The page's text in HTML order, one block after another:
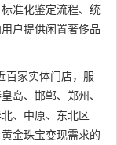
准化鉴定流程、统
户提供闲置奢侈品
家实体门店，服
岛、邯郸、郑州、
、中原、东北区
金珠宝变现需求的